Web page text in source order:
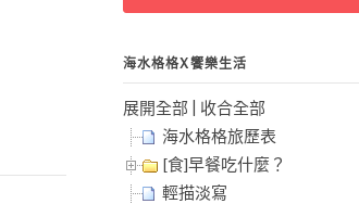
字:
海水格格X饗樂生活
展開全部
收合全部
海水格格旅歷表
[食]早餐吃什麼？
輕描淡寫